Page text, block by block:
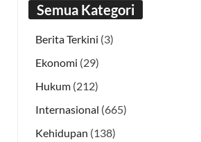
Semua Kategori
Berita Terkini (3)
Ekonomi (29)
Hukum (212)
Internasional (665)
Kehidupan (138)